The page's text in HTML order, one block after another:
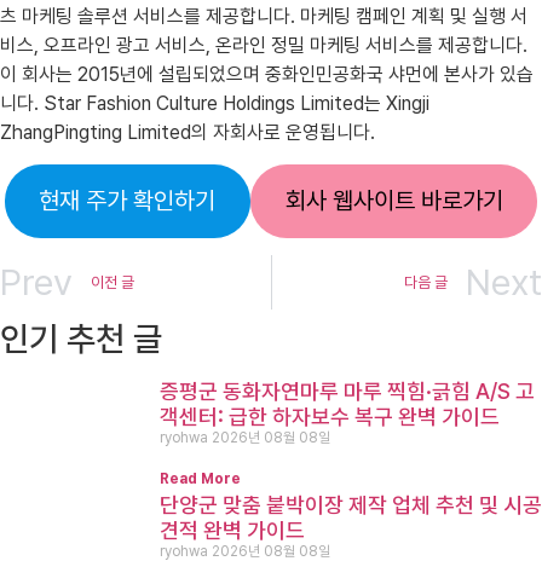
츠 마케팅 솔루션 서비스를 제공합니다. 마케팅 캠페인 계획 및 실행 서
비스, 오프라인 광고 서비스, 온라인 정밀 마케팅 서비스를 제공합니다.
이 회사는 2015년에 설립되었으며 중화인민공화국 샤먼에 본사가 있습
니다. Star Fashion Culture Holdings Limited는 Xingji
ZhangPingting Limited의 자회사로 운영됩니다.
현재 주가 확인하기 회사 웹사이트 바로가기
Prev 이전 글 다음 글 Next
인기 추천 글
증평군 동화자연마루 마루 찍힘·긁힘 A/S 고
객센터: 급한 하자보수 복구 완벽 가이드
ryohwa 2026년 08월 08일
Read More
단양군 맞춤 붙박이장 제작 업체 추천 및 시공
견적 완벽 가이드
ryohwa 2026년 08월 08일